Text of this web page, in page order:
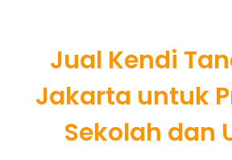
Jual Kendi
Jakarta untuk
Sekolah dan